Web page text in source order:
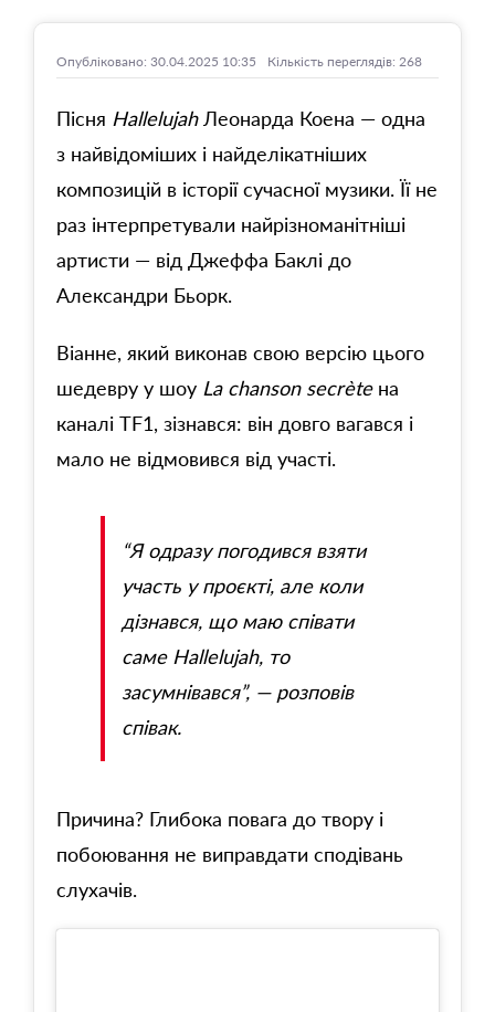
Опубліковано: 30.04.2025 10:35 Кількість переглядів: 268
Пісня HallelujahЛеонарда Коена — одна
з найвідоміших і найделікатніших
композицій в історії сучасної музики. Її не
раз інтерпретували найрізноманітніші
артисти — від Джеффа Баклі до
Александри Бьорк.
Віанне, який виконав свою версію цього
шедевру у шоу La chanson secrèteна
каналі TF1, зізнався: він довго вагався і
мало не відмовився від участі.
“Я одразу погодився взяти
участь у проєкті, але коли
дізнався, що маю співати
саме Hallelujah, то
засумнівався”, — розповів
співак.
Причина? Глибока повага до твору і
побоювання не виправдати сподівань
слухачів.